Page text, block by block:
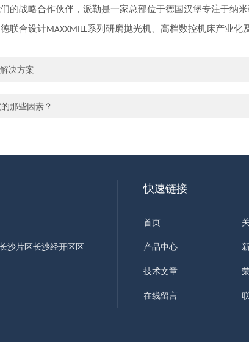
的战略合作伙伴，派勒是一家总部位于德国汉堡专注于纳
联合设计MAXXMILL系列研磨抛光机、高档数控机床产业化
决方案
那些因素？
沙片区长沙经开区区
快速链接
首页
产品中心
技术文章
在线留言